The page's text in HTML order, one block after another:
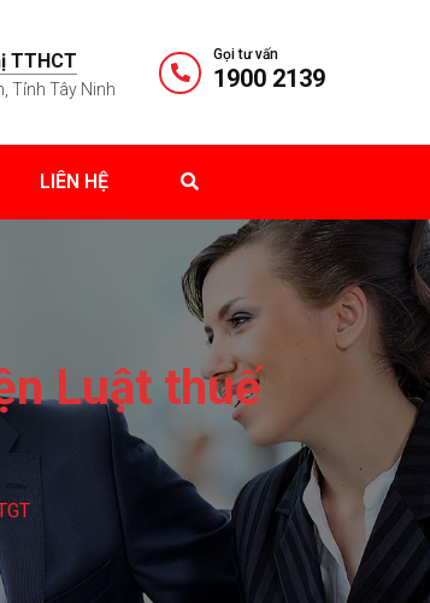
TTHCT
Tỉnh Tây Ninh
Gọi tư vấn
1900 2139
LIÊN HỆ
Luật thuế